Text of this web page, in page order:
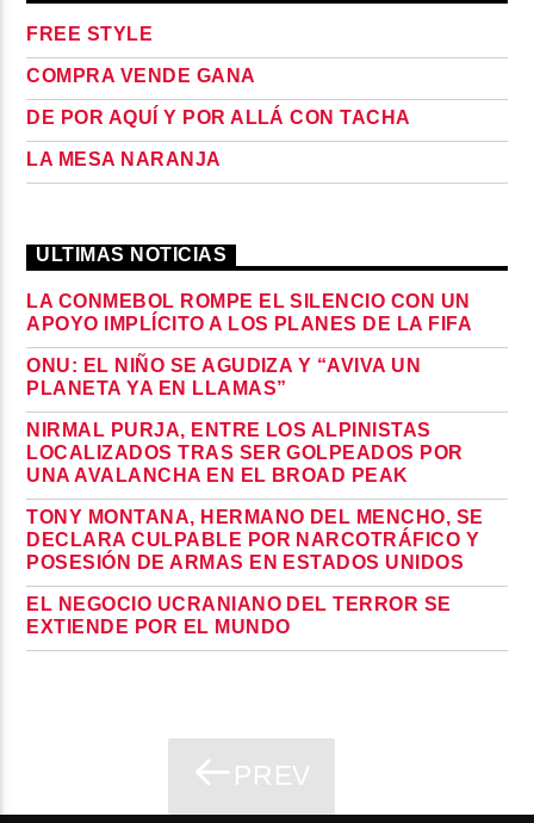
FREE STYLE
COMPRA VENDE GANA
DE POR AQUÍ Y POR ALLÁ CON TACHA
LA MESA NARANJA
ULTIMAS NOTICIAS
LA CONMEBOL ROMPE EL SILENCIO CON UN
APOYO IMPLÍCITO A LOS PLANES DE LA FIFA
ONU: EL NIÑO SE AGUDIZA Y “AVIVA UN
PLANETA YA EN LLAMAS”
NIRMAL PURJA, ENTRE LOS ALPINISTAS
LOCALIZADOS TRAS SER GOLPEADOS POR
UNA AVALANCHA EN EL BROAD PEAK
TONY MONTANA, HERMANO DEL MENCHO, SE
DECLARA CULPABLE POR NARCOTRÁFICO Y
POSESIÓN DE ARMAS EN ESTADOS UNIDOS
EL NEGOCIO UCRANIANO DEL TERROR SE
EXTIENDE POR EL MUNDO
PREV